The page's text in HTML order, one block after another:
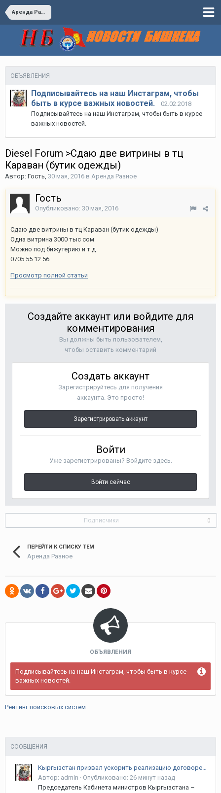
Аренда Разное
ОБЪЯВЛЕНИЯ
Подписывайтесь на наш Инстаграм, чтобы
быть в курсе важных новостей.
02.02.2018
Подписывайтесь на наш Инстаграм, чтобы быть в курсе
важных новостей.
Diesel Forum >Сдаю две витрины в тц
Караван (бутик одежды)
Автор: Гость, 30 мая, 2016 в Аренда Разное
Гость
Опубликовано: 30 мая, 2016
Сдаю две витрины в тц Караван (бутик одежды)
Одна витрина 3000 тыс сом
Можно под бижутерию и т.д
0705 55 12 56
Просмотр полной статьи
Создайте аккаунт или войдите для
комментирования
Вы должны быть пользователем,
чтобы оставить комментарий
Создать аккаунт
Зарегистрируйтесь для получения
аккаунта. Это просто!
Зарегистрировать аккаунт
Войти
Уже зарегистрированы? Войдите здесь.
Войти сейчас
Подписчики 0
ПЕРЕЙТИ К СПИСКУ ТЕМ
Аренда Разное
ОБЪЯВЛЕНИЯ
Подписывайтесь на наш Инстаграм, чтобы быть в курсе
важных новостей.
Рейтинг поисковых систем
СООБЩЕНИЯ
Кыргызстан призвал ускорить реализацию договоренностей в рамках ЕАЭС
Автор: admin · Опубликовано: 26 минут назад
Председатель Кабинета министров Кыргызстана –